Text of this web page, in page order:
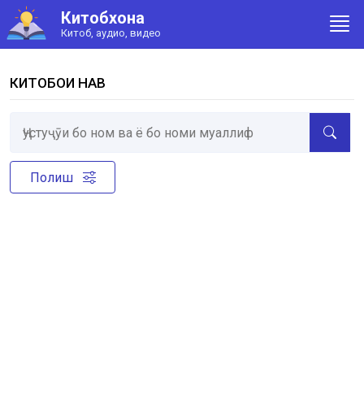
Китобхона
Китоб, аудио, видео
КИТОБҲОИ НАВ
Полиш